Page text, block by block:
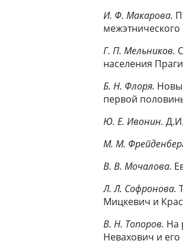
И. Ф. Макарова.
межэтнического
Г. П. Мельников.
населения
Б. Н. Флоря.
первой
Ю. Е. Ивонин.
М. М.
В. В. Мочалова.
Л. Л. Софронова.
Мицкевич и
В. Н. Топоров. На
Невахович и